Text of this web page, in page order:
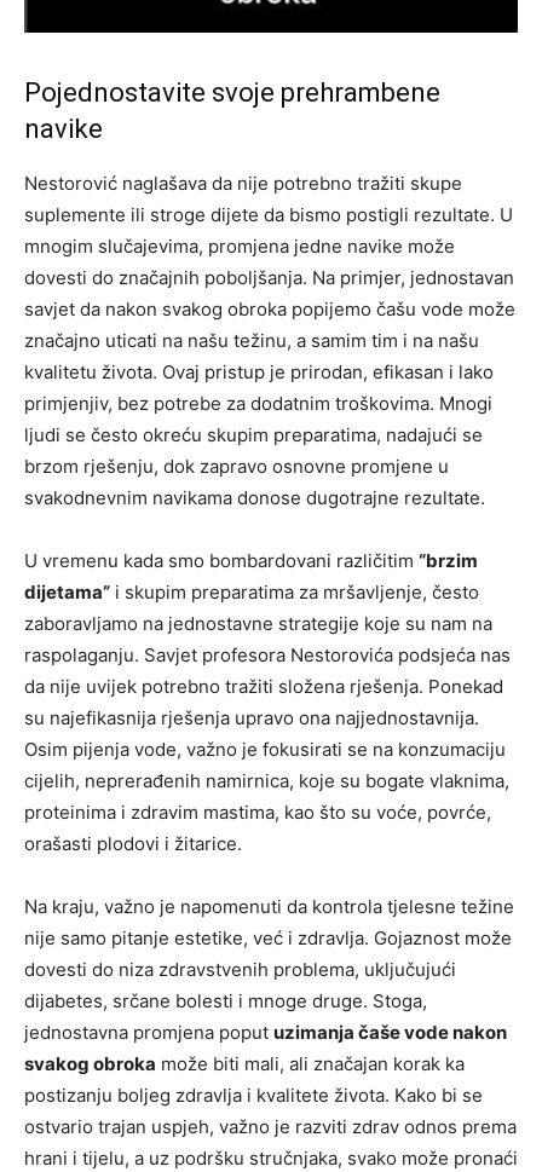
Pojednostavite svoje prehrambene
navike
Nestorović naglašava da nije potrebno tražiti skupe
suplemente ili stroge dijete da bismo postigli rezultate. U
mnogim slučajevima, promjena jedne navike može
dovesti do značajnih poboljšanja. Na primjer, jednostavan
savjet da nakon svakog obroka popijemo čašu vode može
značajno uticati na našu težinu, a samim tim i na našu
kvalitetu života. Ovaj pristup je prirodan, efikasan i lako
primjenjiv, bez potrebe za dodatnim troškovima. Mnogi
ljudi se često okreću skupim preparatima, nadajući se
brzom rješenju, dok zapravo osnovne promjene u
svakodnevnim navikama donose dugotrajne rezultate.
U vremenu kada smo bombardovani različitim “brzim
dijetama” i skupim preparatima za mršavljenje, često
zaboravljamo na jednostavne strategije koje su nam na
raspolaganju. Savjet profesora Nestorovića podsjeća nas
da nije uvijek potrebno tražiti složena rješenja. Ponekad
su najefikasnija rješenja upravo ona najjednostavnija.
Osim pijenja vode, važno je fokusirati se na konzumaciju
cijelih, neprerađenih namirnica, koje su bogate vlaknima,
proteinima i zdravim mastima, kao što su voće, povrće,
orašasti plodovi i žitarice.
Na kraju, važno je napomenuti da kontrola tjelesne težine
nije samo pitanje estetike, već i zdravlja. Gojaznost može
dovesti do niza zdravstvenih problema, uključujući
dijabetes, srčane bolesti i mnoge druge. Stoga,
jednostavna promjena poput uzimanja čaše vode nakon
svakog obroka može biti mali, ali značajan korak ka
postizanju boljeg zdravlja i kvalitete života. Kako bi se
ostvario trajan uspjeh, važno je razviti zdrav odnos prema
hrani i tijelu, a uz podršku stručnjaka, svako može pronaći